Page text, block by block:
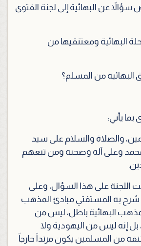
عن البهائية إلى لجنة الفتوى
البهائية ومعتنقيها من
من المسلم؟
بما يأتي:
والصلاة والسلام على سيد
محمد وعلى آله وصحبه ومن تبعهم
اللجنة على هذا السؤال، وعلى
شرح به المستفتي مبادئ المذهب
مذهب البهائية باطل، ليس من
إنه ليس من اليهودية ولا
من المسلمين يكون مرتداً خارجاً